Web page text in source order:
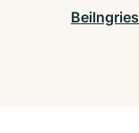
Beilngries